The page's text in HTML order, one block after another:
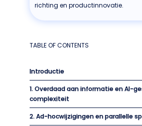
richting en productinnovatie.
TABLE OF CONTENTS
Introductie
1. Overdaad aan informatie en AI-
complexiteit
2. Ad-hocwijzigingen en parallelle